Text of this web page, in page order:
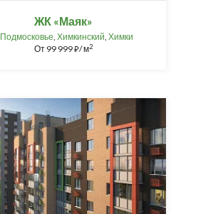
ЖК «Маяк»
Подмосковье, Химкинский, Химки
От 99 999⃏/ м2